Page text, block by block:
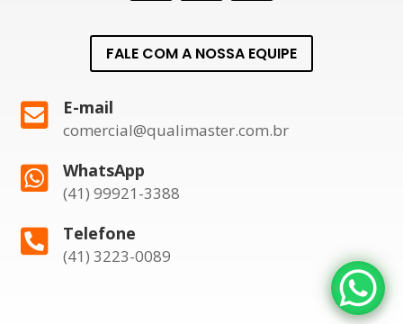
FALE COM A NOSSA EQUIPE
 E-mail
comercial@qualimaster.com.br
 WhatsApp
(41) 99921-3388
 Telefone
(41) 3223-0089